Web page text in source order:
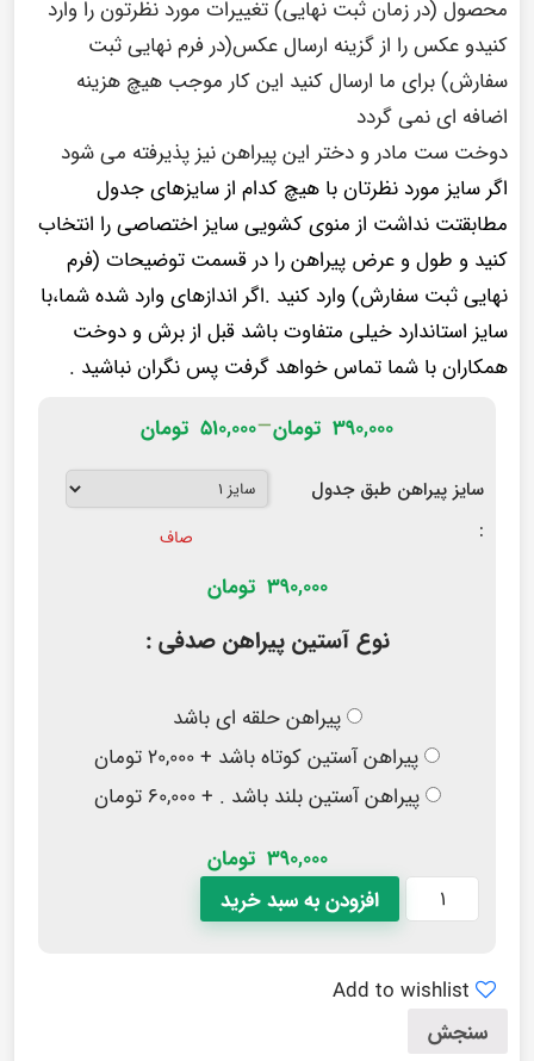
محصول (در زمان ثبت نهایی) تغییرات مورد نظرتون را وارد
کنیدو عکس را از گزینه ارسال عکس(در فرم نهایی ثبت
سفارش) برای ما ارسال کنید این کار موجب هیچ هزینه
اضافه ای نمی گردد
دوخت ست مادر و دختر این پیراهن نیز پذیرفته می شود
اگر سایز مورد نظرتان با هیچ کدام از سایزهای جدول
مطابقتت نداشت از منوی کشویی سایز اختصاصی را انتخاب
کنید و طول و عرض پیراهن را در قسمت توضیحات (فرم
نهایی ثبت سفارش) وارد کنید .اگر اندازهای وارد شده شما،با
سایز استاندارد خیلی متفاوت باشد قبل از برش و دوخت
همکاران با شما تماس خواهد گرفت پس نگران نباشید .
۳۹۰,۰۰۰ تومان–۵۱۰,۰۰۰ تومان
سایز پیراهن طبق جدول
:
صاف
390,000 تومان
نوع آستین پیراهن صدفی :
پیراهن حلقه ای باشد
پیراهن آستین کوتاه باشد + ۲۰,۰۰۰ تومان
پیراهن آستین بلند باشد . + ۶۰,۰۰۰ تومان
390,000 تومان
افزودن به سبد خرید
Add to wishlist
سنجش